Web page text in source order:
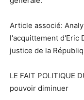
Article associé:
l'acquittement d'Eric
justice de la
LE FAIT POLITIQUE
pouvoir diminuer